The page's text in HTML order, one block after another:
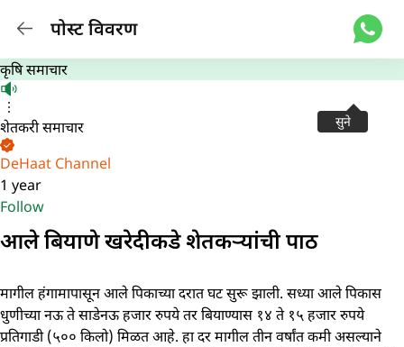
पोस्ट विवरण
सुने
कृषि समाचार
शेतकरी समाचार
DeHaat Channel
1 year
Follow
आले बियाणे खरेदीकडे शेतकऱ्यांची पाठ
मागील हंगामापासून आले पिकाच्या दरात घट सुरू झाली. सध्या आले पिकास
धुणीच्या नऊ ते साडेनऊ हजार रुपये तर बियाण्यास १४ ते १५ हजार रुपये
प्रतिगाडी (५०० किलो) मिळत आहे. हा दर मागील तीन वर्षांत कमी असल्याने